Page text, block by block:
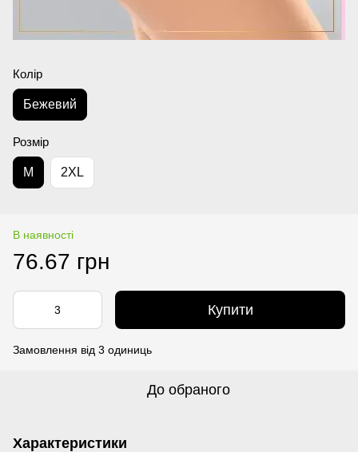
Колір
Бежевий
Розмір
M 2XL
В наявності
76.67 грн
Купити
Замовлення від 3 одиниць
До обраного
Характеристики